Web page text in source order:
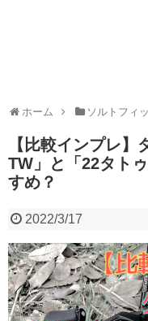
ホーム ソルトフィ
【比較インプレ
TW」と「22タト
すめ？
2022/3/17